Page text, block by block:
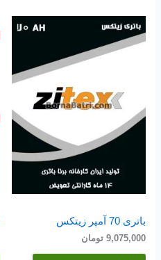
باتری 70 آمپر زیتکس
9,075,000 تومان